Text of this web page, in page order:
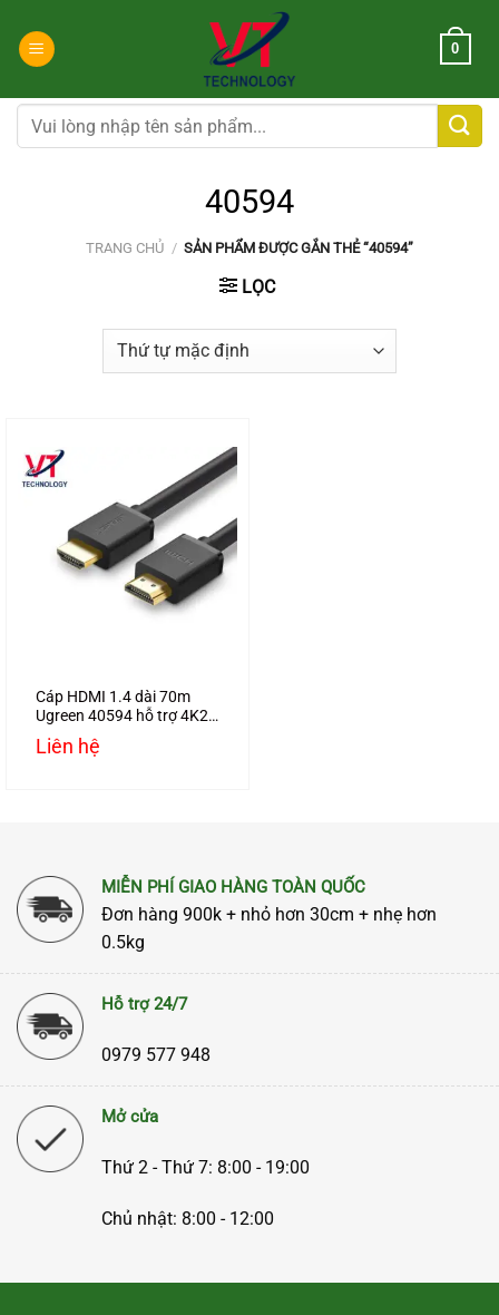
đến
dung
0
Tìm
kiếm:
40594
TRANG CHỦ / SẢN PHẨM ĐƯỢC GẮN THẺ “40594”
LỌC
Cáp HDMI 1.4 dài 70m
Ugreen 40594 hỗ trợ 4K2K
Full HD1080P
Liên hệ
MIỄN PHÍ GIAO HÀNG TOÀN QUỐC
Đơn hàng 900k + nhỏ hơn 30cm + nhẹ hơn
0.5kg
Hỗ trợ 24/7
0979 577 948
Mở cửa
Thứ 2 - Thứ 7: 8:00 - 19:00
Chủ nhật: 8:00 - 12:00